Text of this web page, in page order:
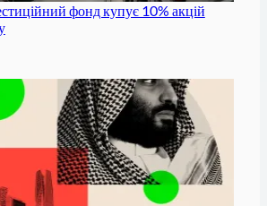
фонд купує 10% акцій